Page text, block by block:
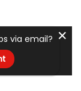
via email? ✕